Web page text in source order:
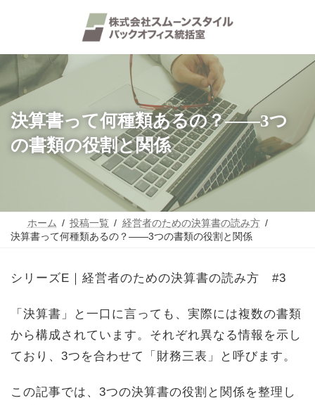
ツ
キ
ッ
シ
に
移
決算書って何種類あるの？——3つ
の書類の役割と関係
ホーム 投稿一覧
経営者のための決算書の読み方
決算書って何種類あるの？——3つの書類の役割と関係
シリーズE｜経営者のための決算書の読み方 #3
「決算書」と一口に言っても、実際には複数の書類
から構成されています。それぞれ異なる情報を示し
ており、3つを合わせて「財務三表」と呼びます。
この記事では、3つの決算書の役割と関係を整理し